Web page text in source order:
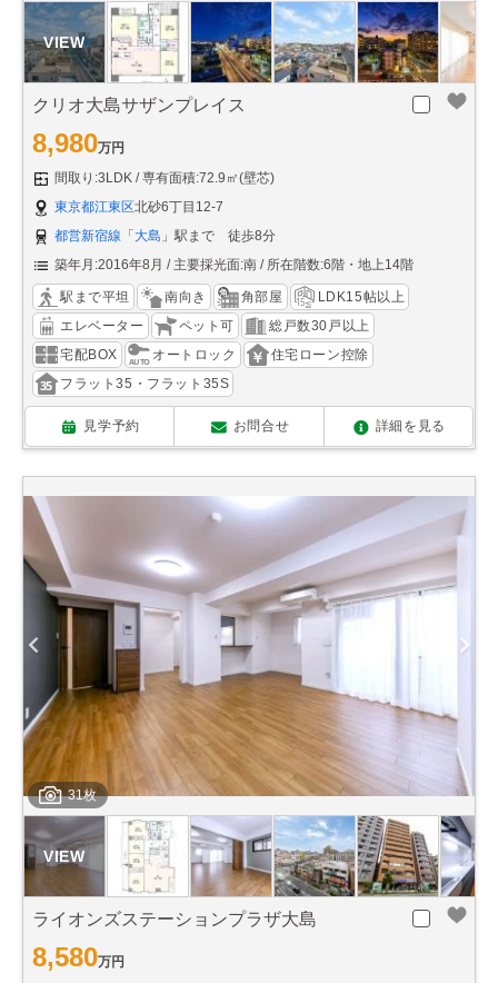
クリオ大島サザンプレイス
8,980万円
間取り:3LDK
専有面積:72.9㎡(壁芯)
東京都江東区北砂6丁目12-7
都営新宿線 「 大島 」駅まで 徒歩8分
築年月:2016年8月
主要採光面:南 所在階数:6階・地上14階
駅まで平坦 南向き 角部屋
LDK15帖以上
エレベーター
ペット可
総戸数30戸以上
宅配BOX
オートロック
住宅ローン控除
フラット35・フラット35S
見学予約 お問合せ 詳細を見る
31枚
ライオンズステーションプラザ大島
8,580万円